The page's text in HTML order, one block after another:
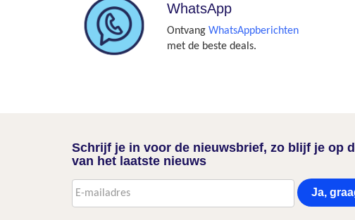
WhatsApp
Ontvang WhatsAppberichten
met de beste deals.
Schrijf je in voor de nieuwsbrief, zo blijf je op
van het laatste nieuws
Ja,